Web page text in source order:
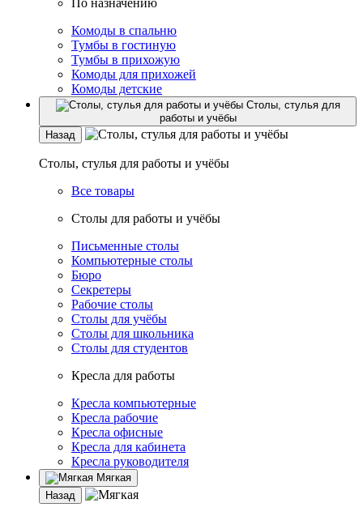
По назначению
Комоды в спальню
Тумбы в гостиную
Тумбы в прихожую
Комоды для прихожей
Комоды детские
Столы, стулья для
работы и учёбы
Назад
Столы, стулья для работы и учёбы
Все товары
Столы для работы и учёбы
Письменные столы
Компьютерные столы
Бюро
Секретеры
Рабочие столы
Столы для учёбы
Столы для школьника
Столы для студентов
Кресла для работы
Кресла компьютерные
Кресла рабочие
Кресла офисные
Кресла для кабинета
Кресла руководителя
Мягкая
Назад